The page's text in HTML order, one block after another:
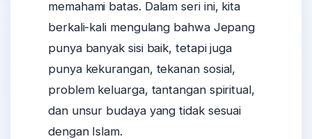
memahami batas. Dalam seri ini, kita
berkali-kali mengulang bahwa Jepang
punya banyak sisi baik, tetapi juga
punya kekurangan, tekanan sosial,
problem keluarga, tantangan spiritual,
dan unsur budaya yang tidak sesuai
dengan Islam.